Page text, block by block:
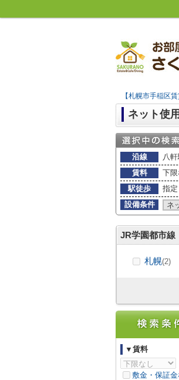
【札幌市手稲区
ネット使
沿線
八軒
賃料
下
駅徒歩
指
設備条件
ネ
JR学園都市線
札幌(2)
▼賃料
敷金・保証金